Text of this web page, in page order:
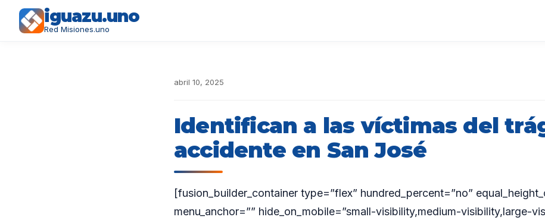
iguazu.uno
Red Misiones.uno
abril 10, 2025
Identifican a las víctimas del
accidente en San José
[fusion_builder_container type=”flex” hundred_percent=”no”
menu_anchor=”” hide_on_mobile=”small-visibility,medium-visibility,large-